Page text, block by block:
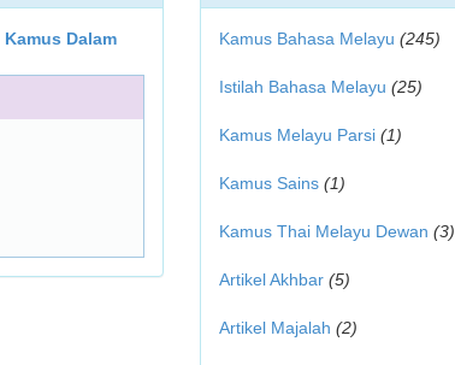
Kamus Dalam
Kamus Bahasa Melayu (245)
Istilah Bahasa Melayu (25)
Kamus Melayu Parsi (1)
Kamus Sains (1)
Kamus Thai Melayu Dewan (3)
Artikel Akhbar (5)
Artikel Majalah (2)